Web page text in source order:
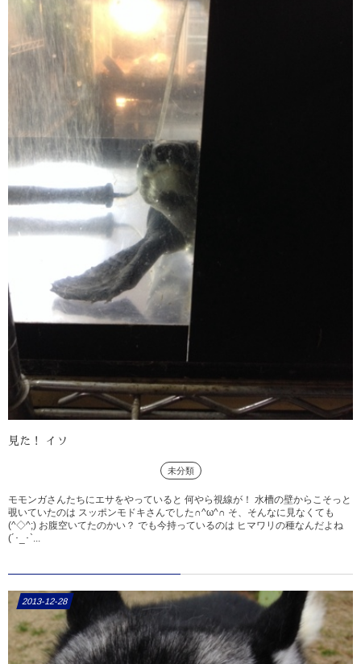
見た！ イソ
未分類
モモンガさんたちにエサをやっていると 何やら視線が！ 水槽の壁からこそっと
覗いていたのは スッポンモドキさんでした∩^ω^∩ そ、そんなに見なくても
(^◇^;) お腹空いてたのかい？ でも今持っているのは ヒマワリの種なんだよね
(´･_･`...
2013-12-28